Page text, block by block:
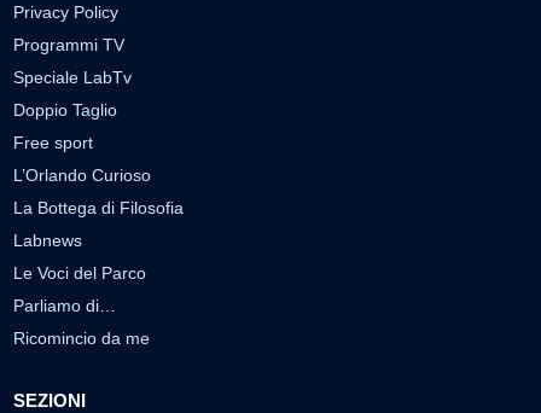
Privacy Policy
Programmi TV
Speciale LabTv
Doppio Taglio
Free sport
L’Orlando Curioso
La Bottega di Filosofia
Labnews
Le Voci del Parco
Parliamo di…
Ricomincio da me
SEZIONI